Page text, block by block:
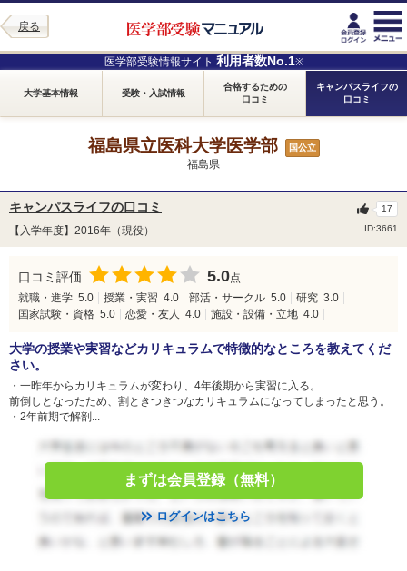
戻る
医学部受験情報サイト 利用者数No.1※
大学基本情報 受験・入試情報
合格するための
口コミ
キャンパスライフの
口コミ
福島県立医科大学医学部 国公立
福島県
キャンパスライフの口コミ
【入学年度】2016年（現役） ID:3661
17
口コミ評価 5.0点
就職・進学 5.0 授業・実習 4.0 部活・サークル 5.0 研究 3.0
国家試験・資格 5.0 恋愛・友人 4.0 施設・設備・立地 4.0
大学の授業や実習などカリキュラムで特徴的なところを教えてくだ
さい。
・一昨年からカリキュラムが変わり、4年後期から実習に入る。
前倒しとなったため、割ときつきつなカリキュラムになってしまったと思う。
・2年前期で解剖...
まずは会員登録（無料）
ログインはこちら